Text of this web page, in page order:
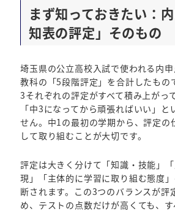
まず知っておきたい：
知表の評定」そのもの
埼玉県の公立高校入試で使われる内
教科の「5段階評定」を合計したもの
3それぞれの評定がすべて積み上がっ
「中3になってから頑張ればいい」と
せん。中1の最初の学期から、評定の
して取り組むことが大切です。
評定は大きく分けて「知識・技能」
現」「主体的に学習に取り組む態度
断されます。この3つのバランスが評
め、テストの点数だけが高くても、